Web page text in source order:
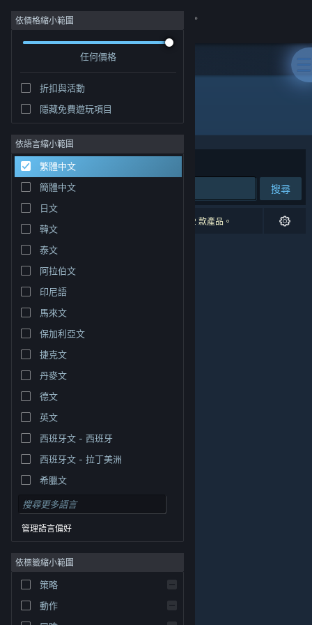
登入
社群
關於
客服
變更語言
取得 Steam 行動應用程式
檢視電腦版網頁
權人在美國與其它國家（地區）之財產。
Cookie
依價格縮小範圍
任何價格
折扣與活動
隱藏免費遊玩項目
依語言縮小範圍
繁體中文
簡體中文
日文
韓文
泰文
阿拉伯文
印尼語
馬來文
保加利亞文
捷克文
丹麥文
德文
英文
西班牙文 - 西班牙
西班牙文 - 拉丁美洲
希臘文
管理語言偏好
依標籤縮小範圍
策略
動作
開發人員: ashpdewan
排序依據 相關性
搜尋
0 項相符的搜尋結果。 已根據您的偏好設定排除 2 款產品。